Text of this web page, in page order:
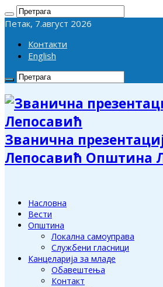
Петак, 7.август 2026
Контакти
English
Званична
Лепосавић Општина
Насловна
Вести
Општина
Локална самоуправа
Службени гласници
Канцеларија за младе
Обавештења
Контакт